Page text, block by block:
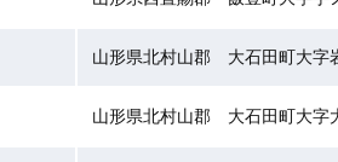
山形県北村山郡 大石田町大字
山形県北村山郡 大石田町大字